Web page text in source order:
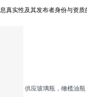
真实性及其发布者身份与资
供应玻璃瓶，橄榄油瓶